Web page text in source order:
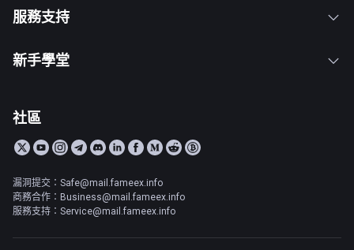
服務支持
新手學堂
社區
漏洞提交：Safe@mail.fameex.info
商務合作：Business@mail.fameex.info
服務支持：Service@mail.fameex.info